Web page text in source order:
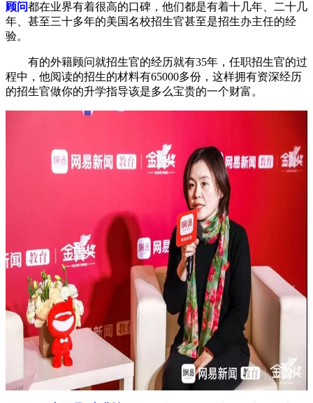
顾问都在业界有着很高的口碑，他们都是有着十几年、二十几
年、甚至三十多年的美国名校招生官甚至是招生办主任的经
验。
有的外籍顾问就招生官的经历就有35年，任职招生官的过
程中，他阅读的招生的材料有65000多份，这样拥有资深经历
的招生官做你的升学指导该是多么宝贵的一个财富。